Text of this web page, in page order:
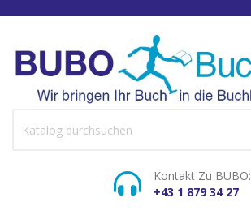
Kontakt Zu BUBO:
+43 1 879 34 27